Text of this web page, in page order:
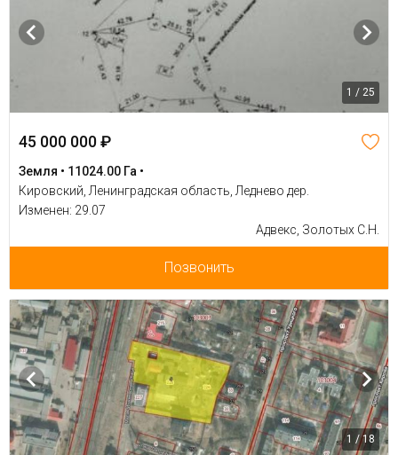
1 / 25
45 000 000 ₽
Земля • 11024.00 Га •
Кировский, Ленинградская область, Леднево дер.
Изменен: 29.07
Адвекс, Золотых С.Н.
Позвонить
1 / 18